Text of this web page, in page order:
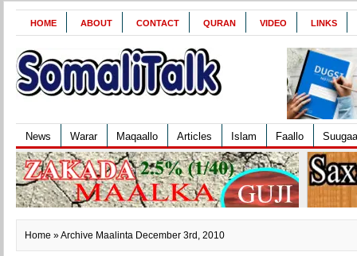
HOME ABOUT CONTACT QURAN VIDEO LINKS
News Warar Maqaallo Articles Islam Faallo
Home » Archive Maalinta December 3rd, 2010